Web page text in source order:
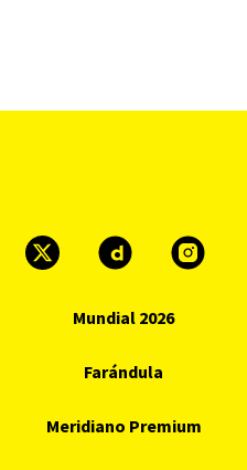
Mundial 2026
Farándula
Meridiano Premium